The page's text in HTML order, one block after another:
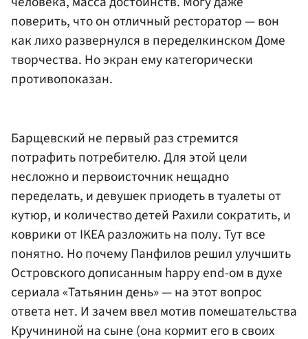
поверить, что он отличный ресторатор — вон
как лихо развернулся в переделкинском Доме
творчества. Но экран ему категорически
противопоказан.
Барщевский не первый раз стремится
потрафить потребителю. Для этой цели
несложно и первоисточник нещадно
переделать, и девушек приодеть в туалеты от
кутюр, и количество детей Рахили сократить, и
коврики от IKEA разложить на полу. Тут все
понятно. Но почему Панфилов решил улучшить
Островского дописанным happy end-ом в духе
сериала «Татьянин день» — на этот вопрос
ответа нет. И зачем ввел мотив помешательства
Кручининой на сыне (она кормит его в своих